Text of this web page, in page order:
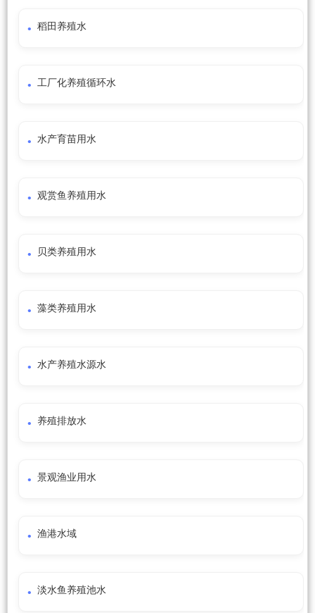
稻田养殖水
工厂化养殖循环水
水产育苗用水
观赏鱼养殖用水
贝类养殖用水
藻类养殖用水
水产养殖水源水
养殖排放水
景观渔业用水
渔港水域
淡水鱼养殖池水